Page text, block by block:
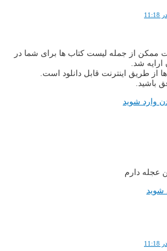
ممکن از جمله لیست کتاب ها برای شما در
شد.
باشید.
وارد شوید
عجله دارم
شوید